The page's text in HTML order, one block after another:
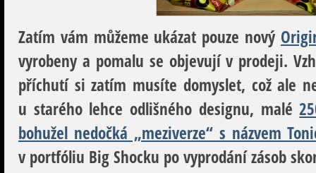
Zatím vám můžeme ukázat pouze nový
vyrobeny a pomalu se objevují v prodeji.
příchutí si zatím musíte domyslet, což ale
u starého lehce odlišného designu, malé
bohužel nedočká „meziverze“ s názvem
v portfóliu Big Shocku po vyprodání zásob